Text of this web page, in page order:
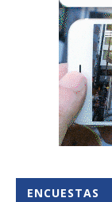
ENCUESTAS